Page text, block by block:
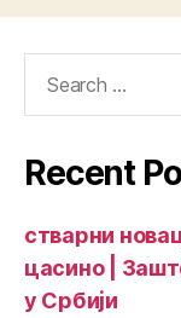
Recent
стварни
цасино |
у Србији